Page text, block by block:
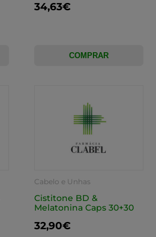
34,63€
COMPRAR
Cabelo e Unhas
Cistitone BD &
Melatonina Caps 30+30
32,90€